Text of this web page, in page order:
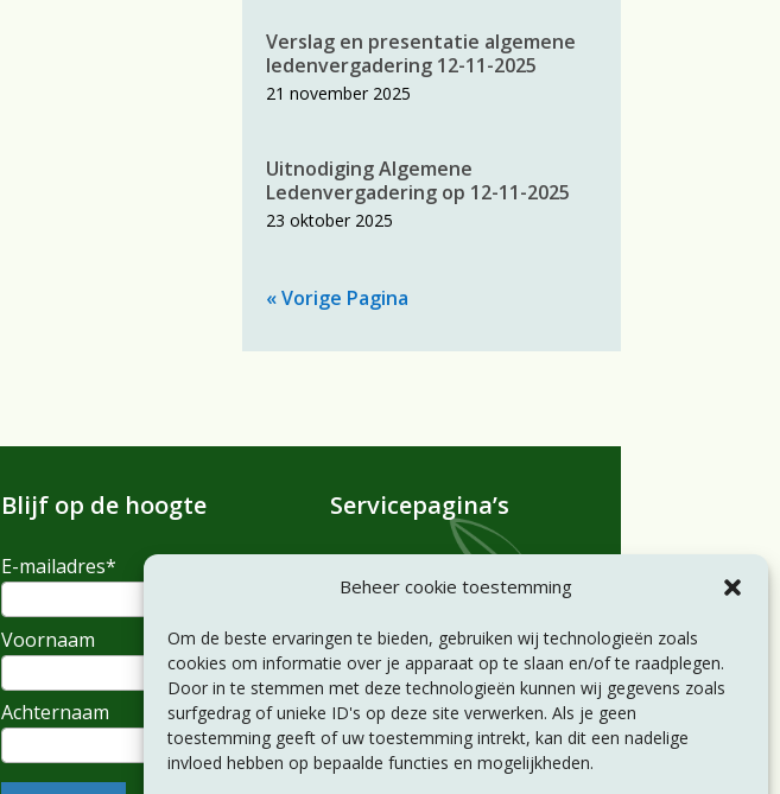
Beheer cookie toestemming
Om de beste ervaringen te bieden, gebruiken wij technologieën zoals
cookies om informatie over je apparaat op te slaan en/of te raadplegen.
Door in te stemmen met deze technologieën kunnen wij gegevens zoals
surfgedrag of unieke ID's op deze site verwerken. Als je geen
toestemming geeft of uw toestemming intrekt, kan dit een nadelige
invloed hebben op bepaalde functies en mogelijkheden.
Verslag en presentatie algemene
ledenvergadering 12-11-2025
21 november 2025
Uitnodiging Algemene
Ledenvergadering op 12-11-2025
23 oktober 2025
« Vorige Pagina
Blijf op de hoogte
E-mailadres*
Voornaam
Achternaam
Servicepagina’s
Huishoudelijk reglement
Privacyverklaring
Disclaimer